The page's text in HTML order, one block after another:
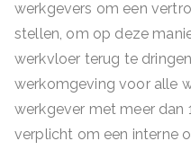
werkgevers om een
stellen, om op deze
werkvloer terug te
werkomgeving voor alle
werkgever met meer dan
verplicht om een interne